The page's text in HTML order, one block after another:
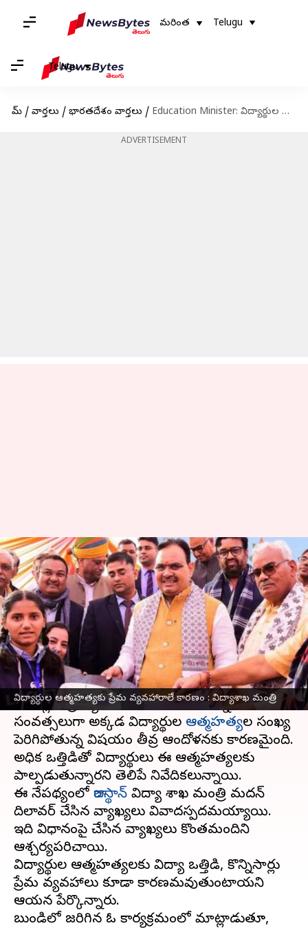
మరింత Telugu
Telugu
హోమ్ / వార్తలు / భారతదేశం వార్తలు / Education Minister: విద్యార్థుల ఆత్మహత్యకు ప్రేమ వ్యవహారాలే కారణం : విద్యాశాఖ మంత్రి
ADVERTISEMENT
విద్యార్థుల ఆత్మహత్యకు ప్రేమ వ్యవహారాలే కారణం : విద్యాశాఖ మంత్రి
Education Minister: విద్యార్థుల
ఆత్మహత్యకు ప్రేమ వ్యవహారాలే
కారణం : విద్యాశాఖ మంత్రి
వ్రాసిన వారు Jayachandra Akuri Jan 19, 2025 05:09 pm
ఈ వార్తాకథనం ఏంటి
రాజస్థాన్‌లోని కోటా పట్టణం, ప్రత్యేకంగా కోచింగ్
సెంటర్లకు ప్రఖ్యాతిగా ఉంది. అయితే కొన్ని
సంవత్సరాలుగా అక్కడ విద్యార్థుల ఆత్మహత్యల సంఖ్య
పెరిగిపోతున్న విషయం తీవ్ర ఆందోళనకు కారణమైంది.
అధిక ఒత్తిడితో విద్యార్థులు ఈ ఆత్మహత్యలకు
పాల్పడుతున్నారని తెలిపే నివేదికలున్నాయి.
ఈ నేపథ్యంలో రాజస్థాన్ విద్యా శాఖ మంత్రి మదన్
దిలావర్ చేసిన వ్యాఖ్యలు వివాదస్పదమయ్యాయి.
ఇది విధానంపై చేసిన వ్యాఖ్యలు కొంతమందిని
ఆశ్చర్యపరిచాయి.
విద్యార్థుల ఆత్మహత్యలకు విద్యా ఒత్తిడి, కొన్నిసార్లు
ప్రేమ వ్యవహారాలు కూడా కారణమవుతుంటాయని
ఆయన పేర్కొన్నారు.
బుండిలో జరిగిన ఓ కార్యక్రమంలో మాట్లాడుతూ,